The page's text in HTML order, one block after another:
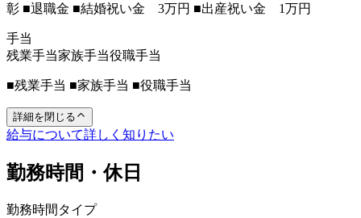
彰 ■退職金 ■結婚祝い金 3万円 ■出産祝い金 1万円
手当
残業手当家族手当役職手当
■残業手当 ■家族手当 ■役職手当
詳細を閉じる
給与について詳しく知りたい
勤務時間・休日
勤務時間タイプ